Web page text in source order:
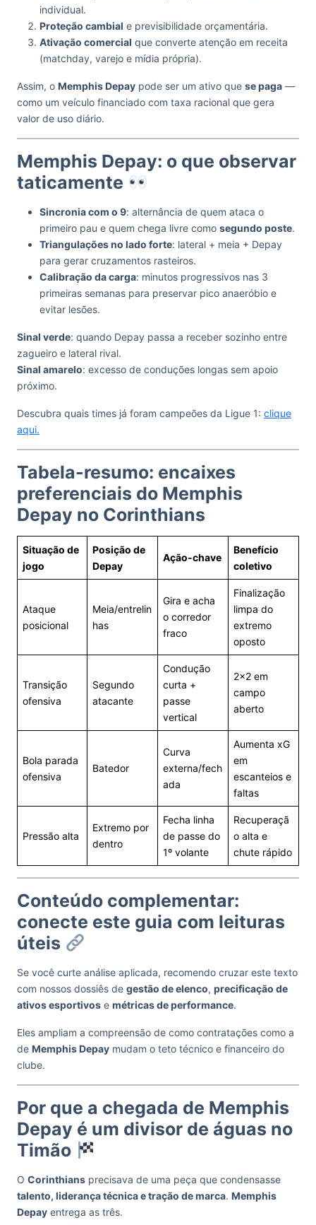
individual.
Proteção cambial e previsibilidade orçamentária.
Ativação comercial que converte atenção em receita
(matchday, varejo e mídia própria).
Assim, o Memphis Depay pode ser um ativo que se paga —
como um veículo financiado com taxa racional que gera
valor de uso diário.
Memphis Depay: o que observar
taticamente
Sincronia com o 9: alternância de quem ataca o
primeiro pau e quem chega livre como segundo poste.
Triangulações no lado forte: lateral + meia + Depay
para gerar cruzamentos rasteiros.
Calibração da carga: minutos progressivos nas 3
primeiras semanas para preservar pico anaeróbio e
evitar lesões.
Sinal verde: quando Depay passa a receber sozinho entre
zagueiro e lateral rival.
Sinal amarelo: excesso de conduções longas sem apoio
próximo.
Descubra quais times já foram campeões da Ligue 1: clique
aqui.
Tabela-resumo: encaixes
preferenciais do Memphis
Depay no Corinthians
Situação de
jogo
Posição de
Depay
Ação-chave
Benefício
coletivo
Ataque
posicional
Meia/entrelin
has
Gira e acha
o corredor
fraco
Finalização
limpa do
extremo
oposto
Transição
ofensiva
Segundo
atacante
Condução
curta +
passe
vertical
2×2 em
campo
aberto
Bola parada
ofensiva
Batedor
Curva
externa/fech
ada
Aumenta xG
em
escanteios e
faltas
Pressão alta
Extremo por
dentro
Fecha linha
de passe do
1º volante
Recuperaçã
o alta e
chute rápido
Conteúdo complementar:
conecte este guia com leituras
úteis
Se você curte análise aplicada, recomendo cruzar este texto
com nossos dossiês de gestão de elenco, precificação de
ativos esportivos e métricas de performance.
Eles ampliam a compreensão de como contratações como a
de Memphis Depay mudam o teto técnico e financeiro do
clube.
Por que a chegada de Memphis
Depay é um divisor de águas no
Timão
O Corinthians precisava de uma peça que condensasse
talento, liderança técnica e tração de marca. Memphis
Depay entrega as três.